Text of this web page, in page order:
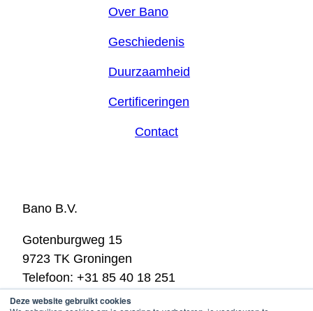
Deze website gebruikt cookies
Over Bano
Geschiedenis
Duurzaamheid
Certificeringen
Contact
Bano B.V.
Gotenburgweg 15
9723 TK Groningen
Telefoon: +31 85 40 18 251
E-mail: info@bano.nl